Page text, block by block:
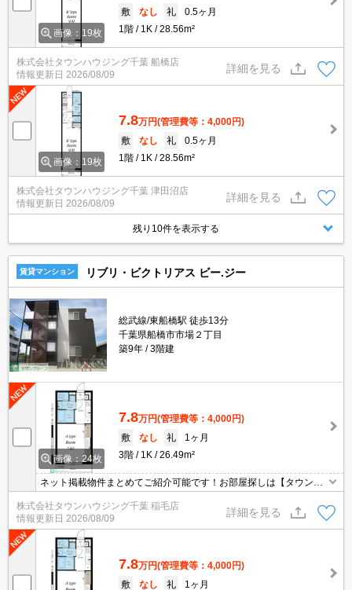
画像：19枚
敷
なし 礼
0.5ヶ月
1階
1K 28.56m²
株式会社タウンハウジング千葉 船橋店
情報更新日 2026/08/09
詳細を見る
画像：19枚
7.8万円(管理費等：4,000円)
敷
なし 礼
0.5ヶ月
1階
1K 28.56m²
株式会社タウンハウジング千葉 津田沼店
情報更新日 2026/08/09
詳細を見る
残り10件を表示する
賃貸マンション リブリ・ビクトリアス ビー.ジー
総武線/東船橋駅 徒歩13分
千葉県船橋市市場２丁目
築9年
3階建
画像：24枚
7.8万円(管理費等：4,000円)
敷
なし 礼
1ヶ月
3階
1K 26.49m²
ネット掲載物件まとめてご紹介可能です！お部屋探しは【タウンハ
ウジング】にお任せください！※オンライン内見・現地待ち合わせ
は事前にご相談ください。
株式会社タウンハウジング千葉 稲毛店
情報更新日 2026/08/09
詳細を見る
7.8万円(管理費等：4,000円)
敷
なし 礼
1ヶ月